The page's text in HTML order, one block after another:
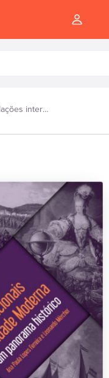
Relações internacionais na Idade Moderna: um panorama histórico – E-book